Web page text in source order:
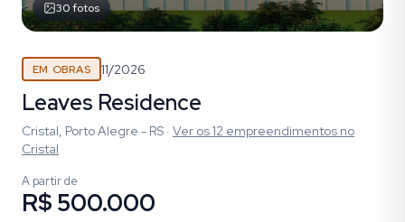
30fotos
EM OBRAS 11/2026
Leaves Residence
Cristal, Porto Alegre - RS · Ver os12 empreendimentos no
Cristal
A partir de
R$ 500.000